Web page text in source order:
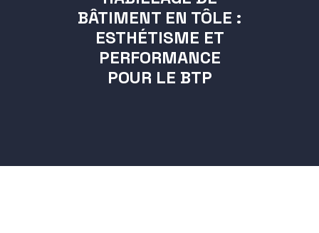
BÂTIMENT EN TÔLE :
ESTHÉTISME ET
PERFORMANCE
POUR LE BTP